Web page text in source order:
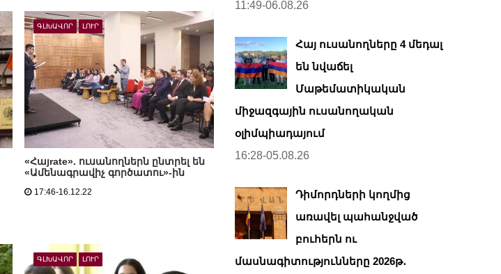
ԳԼԽԱՎՈՐ ԼՈՒՐ
«Հայrate». ուսանողներն ընտրել են
«Ամենագրավիչ գործատու»-ին
17:46-16.12.22
ԳԼԽԱՎՈՐ ԼՈՒՐ
11:49-06.08.26
Հայ ուսանողները 4 մեդալ
են նվաճել
Մաթեմատիկական
միջազգային ուսանողական
օլիմպիադայում
16:28-05.08.26
Դիմորդների կողմից
առավել պահանջված
բուհերն ու
մասնագիտությունները 2026թ․